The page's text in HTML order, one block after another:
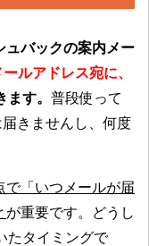
ュバックの案内メー
ルアドレス宛に、
ます。 普段使って
きませんし、何度
で「いつメールが届
が重要です。どうし
たタイミングで